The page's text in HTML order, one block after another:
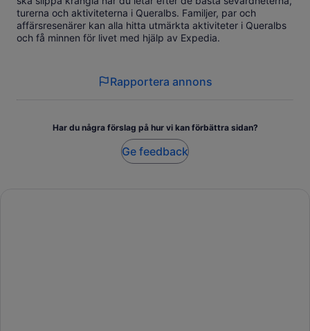
turerna och aktiviteterna i Queralbs. Familjer, par och
affärsresenärer kan alla hitta utmärkta aktiviteter i Queralbs
och få minnen för livet med hjälp av Expedia.
Rapportera annons
Har du några förslag på hur vi kan förbättra sidan?
Ge feedback